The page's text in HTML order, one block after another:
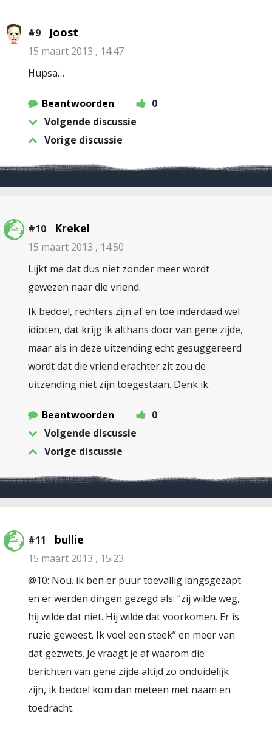
#9 Joost
15 maart 2013 , 14:47
Hupsa…
Beantwoorden
0
Volgende discussie
Vorige discussie
#10 Krekel
15 maart 2013 , 14:50
Lijkt me dat dus niet zonder meer wordt
gewezen naar die vriend.
Ik bedoel, rechters zijn af en toe inderdaad wel
idioten, dat krijg ik althans door van gene zijde,
maar als in deze uitzending echt gesuggereerd
wordt dat die vriend erachter zit zou de
uitzending niet zijn toegestaan. Denk ik.
Beantwoorden
0
Volgende discussie
Vorige discussie
#11 bullie
15 maart 2013 , 15:23
@10: Nou. ik ben er puur toevallig langsgezapt
en er werden dingen gezegd als: “zij wilde weg,
hij wilde dat niet. Hij wilde dat voorkomen. Er is
ruzie geweest. Ik voel een steek” en meer van
dat gezwets. Je vraagt je af waarom die
berichten van gene zijde altijd zo onduidelijk
zijn, ik bedoel kom dan meteen met naam en
toedracht.